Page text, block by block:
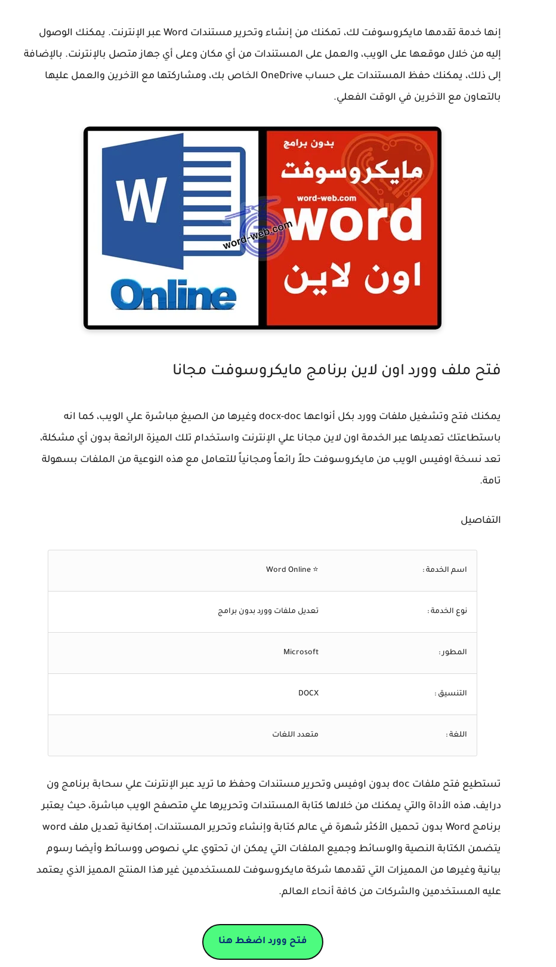
إنها خدمة تقدمها مايكروسوفت لك، تمكنك من إنشاء وتحرير مستندات Word عبر الإنترنت. يمكنك الوصول
إليه من خلال موقعها على الويب، والعمل على المستندات من أي مكان وعلى أي جهاز متصل بالإنترنت. بالإضافة
إلى ذلك، يمكنك حفظ المستندات على حساب OneDrive الخاص بك، ومشاركتها مع الآخرين والعمل عليها
بالتعاون مع الآخرين في الوقت الفعلي.
فتح ملف وورد اون لاين برنامج مايكروسوفت مجانا
يمكنك فتح وتشغيل ملفات وورد بكل أنواعها docx-doc وغيرها من الصيغ مباشرة علي الويب، كما انه
باستطاعتك تعديلها عبر الخدمة اون لاين مجانا علي الإنترنت واستخدام تلك الميزة الرائعة بدون أي مشكلة،
تعد نسخة اوفيس الويب من مايكروسوفت حلاً رائعاً ومجانياً للتعامل مع هذه النوعية من الملفات بسهولة
تامة.
التفاصيل
اسم الخدمة : ⭐ Word Online
نوع الخدمة : تعديل ملفات وورد بدون برامج
المطور : Microsoft
التنسيق : DOCX
اللغة : متعدد اللغات
تستطيع فتح ملفات doc بدون اوفيس وتحرير مستندات وحفظ ما تريد عبر الإنترنت علي سحابة برنامج ون
درايف، هذه الأداة والتي يمكنك من خلالها كتابة المستندات وتحريرها علي متصفح الويب مباشرة، حيث يعتبر
برنامج Word بدون تحميل الأكثر شهرة في عالم كتابة وإنشاء وتحرير المستندات، إمكانية تعديل ملف word
يتضمن الكتابة النصية والوسائط وجميع الملفات التي يمكن ان تحتوي علي نصوص ووسائط وأيضا رسوم
بيانية وغيرها من المميزات التي تقدمها شركة مايكروسوفت للمستخدمين غير هذا المنتج المميز الذي يعتمد
عليه المستخدمين والشركات من كافة أنحاء العالم.
فتح وورد اضغط هنا